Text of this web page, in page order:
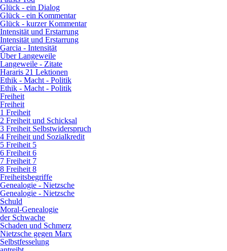
Glück - ein Dialog
Glück - ein Kommentar
Glück - kurzer Kommentar
Intensität und Erstarrung
Intensität und Erstarrung
Garcia - Intensität
Über Langeweile
Langeweile - Zitate
Hararis 21 Lektionen
Ethik - Macht - Politik
Ethik - Macht - Politik
Freiheit
Freiheit
1 Freiheit
2 Freiheit und Schicksal
3 Freiheit Selbstwiderspruch
4 Freiheit und Sozialkredit
5 Freiheit 5
6 Freiheit 6
7 Freiheit 7
8 Freiheit 8
Freiheitsbegriffe
Genealogie - Nietzsche
Genealogie - Nietzsche
Schuld
Moral-Genealogie
der Schwache
Schaden und Schmerz
Nietzsche gegen Marx
Selbstfesselung